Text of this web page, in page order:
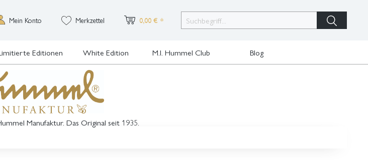
Mein Konto Merkzettel 0,00 € *
Editionen White Edition M.I. Hummel Club Blog
Manufaktur. Das Original seit 1935.